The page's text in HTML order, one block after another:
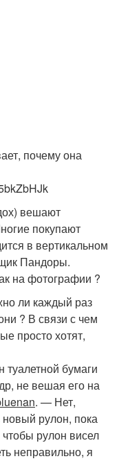
почему она
вешают
покупают
в вертикальном
Пандоры.
на фотографии ?
ли каждый раз
? В связи с чем
просто хотят,
бумаги
не вешая его на
. — Нет,
рулон, пока
рулон висел
неправильно, я